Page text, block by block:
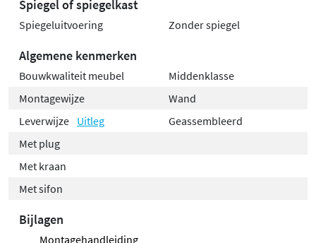
Spiegel of spiegelkast
Spiegeluitvoering Zonder spiegel
Algemene kenmerken
Bouwkwaliteit meubel
Middenklasse
Montagewijze
Wand
Leverwijze Uitleg
Geassembleerd
Met plug
Met kraan
Met sifon
Bijlagen
Montagehandleiding